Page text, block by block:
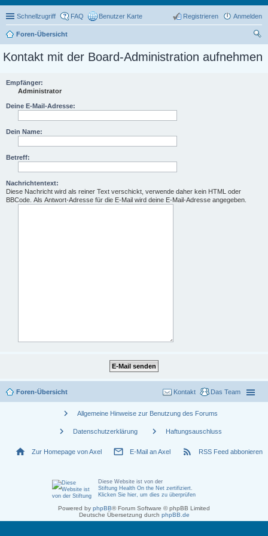
Schnellzugriff FAQ Benutzer Karte Anmelden
Registrieren
Foren-Übersicht
he
Kontakt mit der Board-Administration aufnehmen
Empfänger:
Administrator
Deine E-Mail-Adresse:
Dein Name:
Betreff:
Nachrichtentext:
Diese Nachricht wird als reiner Text verschickt, verwende daher kein HTML oder
BBCode. Als Antwort-Adresse für die E-Mail wird deine E-Mail-Adresse angegeben.
Foren-Übersicht Das Team
Kontakt
chevron_right Allgemeine Hinweise zur Benutzung des Forums
chevron_right Datenschutzerklärung chevron_right Haftungsauschluss
home Zur Homepage von Axel mail_outline E-Mail an Axel rss_feed RSS Feed abbonieren
Diese Website ist von der
Stiftung Health On the Net zertifiziert.
Klicken Sie hier, um dies zu überprüfen
Powered by phpBB® Forum Software © phpBB Limited
Deutsche Übersetzung durch phpBB.de